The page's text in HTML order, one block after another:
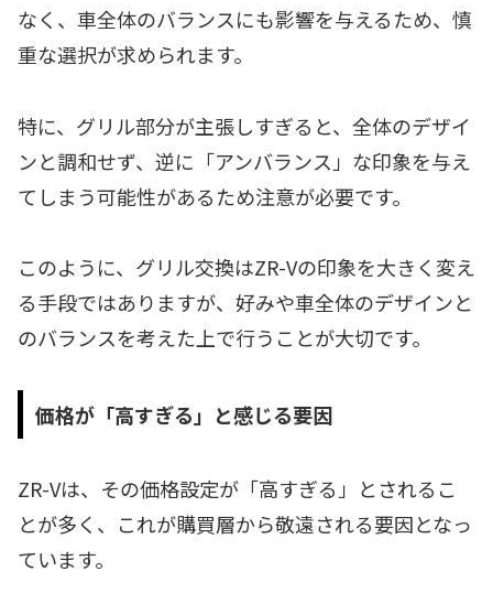
なく、車全体のバランスにも影響を与えるため、慎
重な選択が求められます。
特に、グリル部分が主張しすぎると、全体のデザイ
ンと調和せず、逆に「アンバランス」な印象を与え
てしまう可能性があるため注意が必要です。
このように、グリル交換はZR-Vの印象を大きく変え
る手段ではありますが、好みや車全体のデザインと
のバランスを考えた上で行うことが大切です。
価格が「高すぎる」と感じる要因
ZR-Vは、その価格設定が「高すぎる」とされるこ
とが多く、これが購買層から敬遠される要因となっ
ています。